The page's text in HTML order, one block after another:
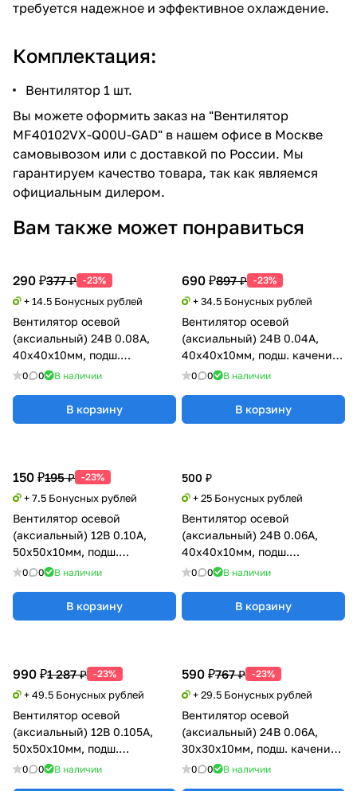
требуется надежное и эффективное охлаждение.
Комплектация:
Вентилятор 1 шт.
Вы можете оформить заказ на "Вентилятор
MF40102VX-Q00U-GAD" в нашем офисе в Москве
самовывозом или с доставкой по России. Мы
гарантируем качество товара, так как являемся
официальным дилером.
Вам также может понравиться
290 ₽377 ₽ -23%
+ 14.5 Бонусных рублей
Вентилятор осевой
(аксиальный) 24В 0.08А,
40х40х10мм, подш.
скольжения, Xinyujie
0 0 В наличии
В корзину
690 ₽897 ₽ -23%
+ 34.5 Бонусных рублей
Вентилятор осевой
(аксиальный) 24В 0.04А,
40х40х10мм, подш. качения,
GDSTIME
0 0 В наличии
В корзину
500 ₽
+ 25 Бонусных рублей
Вентилятор осевой
(аксиальный) 24В 0.06А,
40х40х10мм, подш.
скольжения (Sleeve),
0 0 В наличии
В корзину
990 ₽1 287 ₽ -23%
+ 49.5 Бонусных рублей
Вентилятор осевой
(аксиальный) 12В 0.105А,
50х50х10мм, подш.
магнитный (MagLev), Sunon
0 0 В наличии
590 ₽767 ₽ -23%
+ 29.5 Бонусных рублей
Вентилятор осевой
(аксиальный) 24В 0.06А,
30х30х10мм, подш. качения,
GDSTIME
0 0 В наличии
150 ₽195 ₽ -23%
+ 7.5 Бонусных рублей
Вентилятор осевой
(аксиальный) 12В 0.10А,
50х50х10мм, подш.
скольжения, Xinyujie
0 0 В наличии
В корзину